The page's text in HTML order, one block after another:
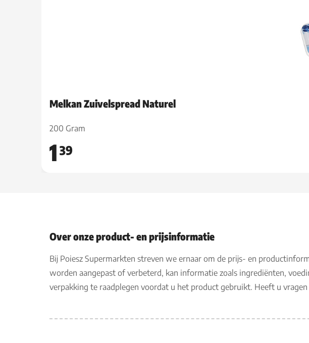
Melkan Zuivelspread Naturel
200 Gram
1 39
Over onze product- en prijsinformatie
Bij Poiesz Supermarkten streven we ernaar om de prijs- en
worden aangepast of verbeterd, kan informatie zoals ingrediënten,
verpakking te raadplegen voordat u het product gebruikt. Heeft u